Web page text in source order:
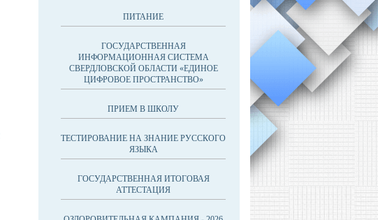
ПИТАНИЕ
ГОСУДАРСТВЕННАЯ
ИНФОРМАЦИОННАЯ СИСТЕМА
СВЕРДЛОВСКОЙ ОБЛАСТИ «ЕДИНОЕ
ЦИФРОВОЕ ПРОСТРАНСТВО»
ПРИЕМ В ШКОЛУ
ТЕСТИРОВАНИЕ НА ЗНАНИЕ РУССКОГО
ЯЗЫКА
ГОСУДАРСТВЕННАЯ ИТОГОВАЯ
АТТЕСТАЦИЯ